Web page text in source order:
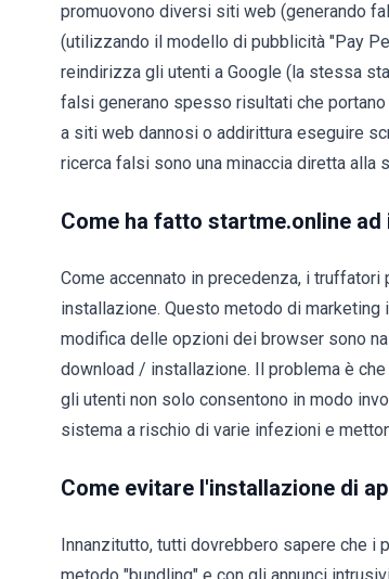
promuovono diversi siti web (generando
(utilizzando il modello di pubblicità "Pay
reindirizza gli utenti a Google (la stessa
falsi generano spesso risultati che
a siti web dannosi o addirittura eseguire
ricerca falsi sono una minaccia diretta alla
Come ha fatto startme.online
Come accennato in precedenza, i
installazione. Questo metodo di marketing
modifica delle opzioni dei browser sono
download / installazione. Il problema è
gli utenti non solo consentono in modo
sistema a rischio di varie infezioni e
Come evitare l'installazione di
Innanzitutto, tutti dovrebbero sapere che